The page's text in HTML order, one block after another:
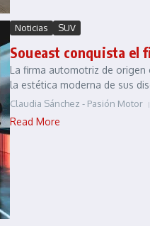
Noticias SUV
Soueast conquista el
La firma automotriz de
la estética moderna de sus
Claudia Sánchez - Pasión Motor
Read More